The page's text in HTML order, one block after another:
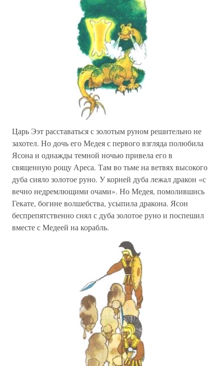
Царь Ээт расставаться с золотым руном решительно не
захотел. Но дочь его Медея с первого взгляда полюбила
Ясона и однажды темной ночью привела его в
священную рощу Ареса. Там во тьме на ветвях высокого
дуба сияло золотое руно. У корней дуба лежал дракон «с
вечно недремлющими очами». Но Медея, помолившись
Гекате, богине волшебства, усыпила дракона. Ясон
беспрепятственно снял с дуба золотое руно и поспешил
вместе с Медеей на корабль.